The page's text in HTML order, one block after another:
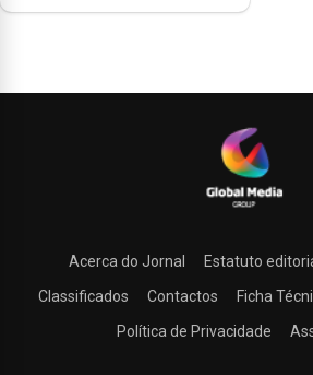
Acerca do Jornal Estatuto
Classificados
Contactos Ficha
Política de Privacidade